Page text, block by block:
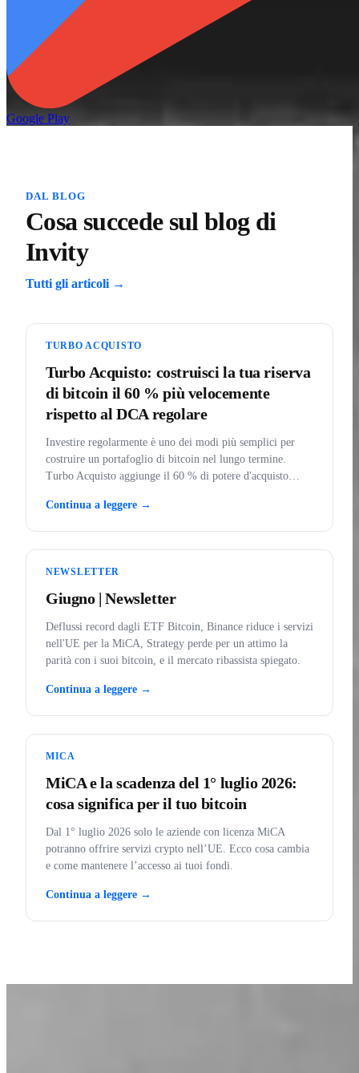
Google Play
DAL BLOG
Cosa succede sul blog di
Invity
Tutti gli articoli →
TURBO ACQUISTO
Turbo Acquisto: costruisci la tua riserva
di bitcoin il 60 % più velocemente
rispetto al DCA regolare
Investire regolarmente è uno dei modi più semplici per
costruire un portafoglio di bitcoin nel lungo termine.
Turbo Acquisto aggiunge il 60 % di potere d'acquisto
Continua a leggere →
NEWSLETTER
Giugno | Newsletter
Deflussi record dagli ETF Bitcoin, Binance riduce i servizi
nell'UE per la MiCA, Strategy perde per un attimo la
parità con i suoi bitcoin, e il mercato ribassista spiegato.
Continua a leggere →
MICA
MiCA e la scadenza del 1° luglio 2026:
cosa significa per il tuo bitcoin
Dal 1° luglio 2026 solo le aziende con licenza MiCA
potranno offrire servizi crypto nell’UE. Ecco cosa cambia
e come mantenere l’accesso ai tuoi fondi.
Continua a leggere →